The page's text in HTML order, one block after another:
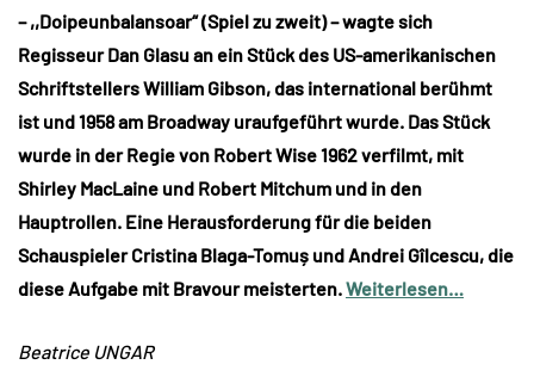
– ,,Doipeunbalansoar“ (Spiel zu zweit) – wagte sich
Regisseur Dan Glasu an ein Stück des US-amerikanischen
Schriftstellers William Gibson, das international berühmt
ist und 1958 am Broadway uraufgeführt wurde. Das Stück
wurde in der Regie von Robert Wise 1962 verfilmt, mit
Shirley MacLaine und Robert Mitchum und in den
Hauptrollen. Eine Herausforderung für die beiden
Schauspieler Cristina Blaga-Tomuș und Andrei Gîlcescu, die
diese Aufgabe mit Bravour meisterten.Weiterlesen…
Beatrice UNGAR